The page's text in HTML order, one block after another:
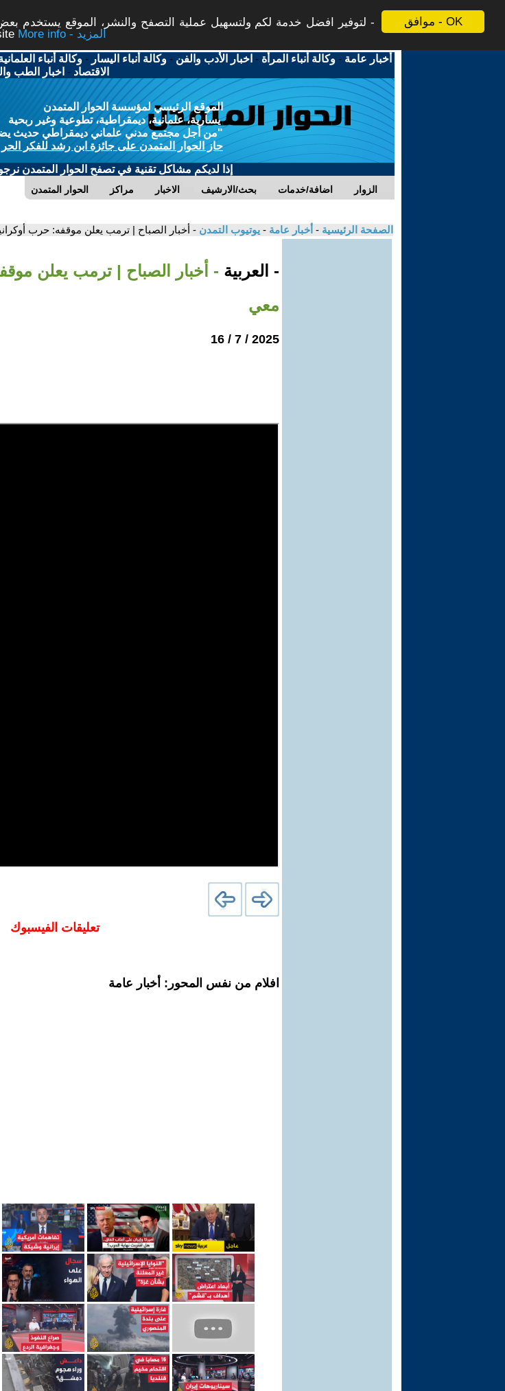
موافق - OK
لتوفير افضل خدمة لكم ولتسهيل عملية التصفح والنشر، الموقع يستخدم
More info - المزيد
أخبار عامة -وكالة أنباء المرأة - اخبار الأدب والفن -وكالة أنباء اليسار -وكالة أنباء
الاقتصاد - اخبار الطب
الموقع الرئيسي لمؤسسة الحوار المتمدن
يسارية، علمانية، ديمقراطية، تطوعية وغير ربحية
"من أجل مجتمع مدني علماني ديمقراطي حديث يضمن
حاز الحوار المتمدن على جائزة ابن رشد للفكر الحر
إذا لديكم مشاكل تقنية في تصفح الحوار المتمدن نرجو
الحوار المتمدن مراكز الاخبار بحث/الارشيف اضافة/خدمات الزوار
الصفحة الرئيسية - أخبار عامة - يوتيوب التمدن - أخبار الصباح | ترمب يعلن موقفه: حرب
- العربية - أخبار الصباح | ترمب يعلن
معي
2025 / 7 / 16
تعليقات الفيسبوك
افلام من نفس المحور: أخبار عامة